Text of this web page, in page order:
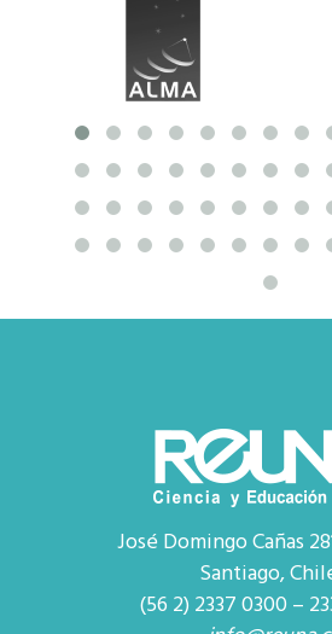
José Domingo Cañas
Santiago,
(56 2) 2337 0300 –